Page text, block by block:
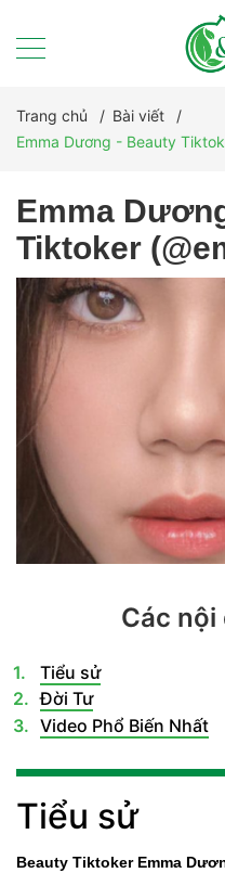
Trang chủ / Bài viết
/
Emma Dương - Beauty
Emma
Tiktoker
Các
Tiểu sử
Đời Tư
Video Phổ Biến Nhất
Tiểu sử
Beauty Tiktoker Emma